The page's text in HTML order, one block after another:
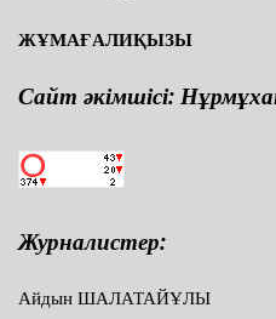
ЖҰМАҒАЛИҚЫЗЫ
Сайт әкімшісі:
Журналистер:
Айдын ШАЛАТАЙҰЛЫ